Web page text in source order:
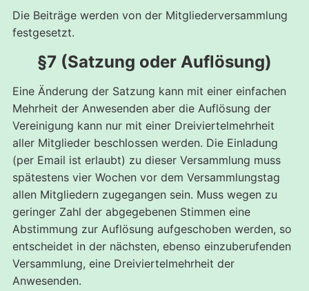
Die Beiträge werden von der Mitgliederversammlung
festgesetzt.
§7 (Satzung oder Auflösung)
Eine Änderung der Satzung kann mit einer einfachen
Mehrheit der Anwesenden aber die Auflösung der
Vereinigung kann nur mit einer Dreiviertelmehrheit
aller Mitglieder beschlossen werden. Die Einladung
(per Email ist erlaubt) zu dieser Versammlung muss
spätestens vier Wochen vor dem Versammlungstag
allen Mitgliedern zugegangen sein. Muss wegen zu
geringer Zahl der abgegebenen Stimmen eine
Abstimmung zur Auflösung aufgeschoben werden, so
entscheidet in der nächsten, ebenso einzuberufenden
Versammlung, eine Dreiviertelmehrheit der
Anwesenden.